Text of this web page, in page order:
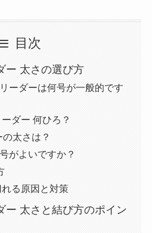
目次
ー 太さの選び方
ーダーは何号が一般的です
ダー 何ひろ？
太さは？
がよいですか？
れる原因と対策
ー 太さと結び方のポイン